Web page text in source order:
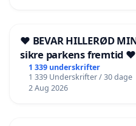
❤️ BEVAR HILLERØD
sikre parkens fremtid ❤️
1 339 underskrifter
1 339 Underskrifter / 30 dage
2 Aug 2026